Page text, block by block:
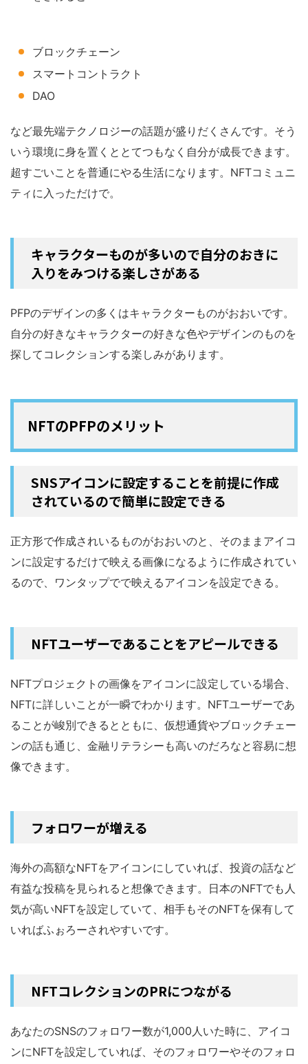
ブロックチェーン
スマートコントラクト
DAO
など最先端テクノロジーの話題が盛りだくさんです。そう
いう環境に身を置くととてつもなく自分が成長できます。
超すごいことを普通にやる生活になります。NFTコミュニ
ティに入っただけで。
キャラクターものが多いので自分のおきに
入りをみつける楽しさがある
PFPのデザインの多くはキャラクターものがおおいです。
自分の好きなキャラクターの好きな色やデザインのものを
探してコレクションする楽しみがあります。
NFTのPFPのメリット
SNSアイコンに設定することを前提に作成
されているので簡単に設定できる
正方形で作成されいるものがおおいのと、そのままアイコ
ンに設定するだけで映える画像になるように作成されてい
るので、ワンタップでで映えるアイコンを設定できる。
NFTユーザーであることをアピールできる
NFTプロジェクトの画像をアイコンに設定している場合、
NFTに詳しいことが一瞬でわかります。NFTユーザーであ
ることが峻別できるとともに、仮想通貨やブロックチェー
ンの話も通じ、金融リテラシーも高いのだろなと容易に想
像できます。
フォロワーが増える
海外の高額なNFTをアイコンにしていれば、投資の話など
有益な投稿を見られると想像できます。日本のNFTでも人
気が高いNFTを設定していて、相手もそのNFTを保有して
いればふぉろーされやすいです。
NFTコレクションのPRにつながる
あなたのSNSのフォロワー数が1,000人いた時に、アイコ
ンにNFTを設定していれば、そのフォロワーやそのフォロ